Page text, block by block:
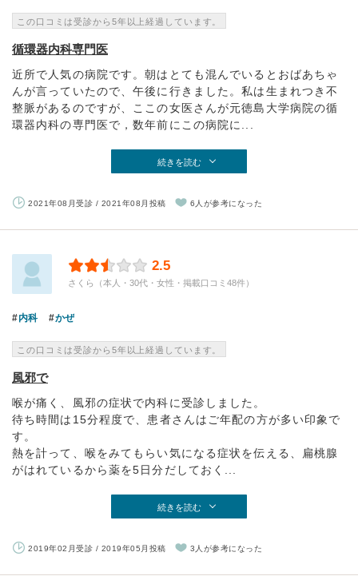
この口コミは受診から5年以上経過しています。
循環器内科専門医
近所で人気の病院です。朝はとても混んでいるとおばあちゃ
んが言っていたので、午後に行きました。私は生まれつき不
整脈があるのですが、ここの女医さんが元徳島大学病院の循
環器内科の専門医で，数年前にこの病院に...
続きを読む
2021年08月受診 / 2021年08月投稿 6人が参考になった
2.5
さくら（本人・30代・女性・掲載口コミ48件）
内科 かぜ
この口コミは受診から5年以上経過しています。
風邪で
喉が痛く、風邪の症状で内科に受診しました。
待ち時間は15分程度で、患者さんはご年配の方が多い印象で
す。
熱を計って、喉をみてもらい気になる症状を伝える、扁桃腺
がはれているから薬を5日分だしておく...
続きを読む
2019年02月受診 / 2019年05月投稿 3人が参考になった